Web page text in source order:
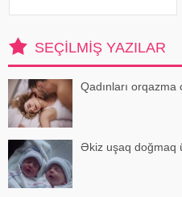
əlinə bata
SEÇILMIŞ YAZILAR
Qadınları orqazma
Əkiz uşaq doğmaq